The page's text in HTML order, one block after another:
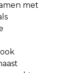
met